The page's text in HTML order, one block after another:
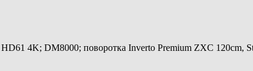
4K; DM8000; поворотка Inverto Premium ZXC 120cm,